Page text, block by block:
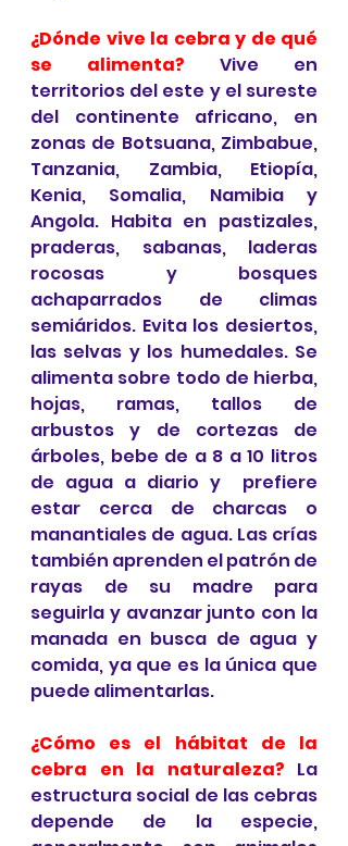
¿Dónde vive la cebra y de qué
se alimenta? Vive en
territorios del este y el sureste
del continente africano, en
zonas de Botsuana, Zimbabue,
Tanzania, Zambia, Etiopía,
Kenia, Somalia, Namibia y
Angola. Habita en pastizales,
praderas, sabanas, laderas
rocosas y bosques
achaparrados de climas
semiáridos. Evita los desiertos,
las selvas y los humedales. Se
alimenta sobre todo de hierba,
hojas, ramas, tallos de
arbustos y de cortezas de
árboles, bebe de a 8 a 10 litros
de agua a diario y  prefiere
estar cerca de charcas o
manantiales de agua. Las crías
también aprenden el patrón de
rayas de su madre para
seguirla y avanzar junto con la
manada en busca de agua y
comida, ya que es la única que
puede alimentarlas.
¿Cómo es el hábitat de la
cebra en la naturaleza? La
estructura social de las cebras
depende de la especie,